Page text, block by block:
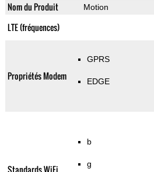
Nom du Produit Motion
LTE (fréquences)
Propriétés Modem
GPRS
EDGE
Standards WiFi
b
g